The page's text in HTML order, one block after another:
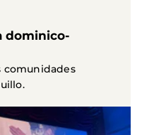
dominico-
comunidades